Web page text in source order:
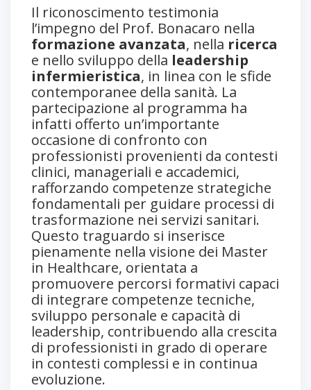
Il riconoscimento testimonia
l’impegno del Prof. Bonacaro nella
formazione avanzata, nella ricerca
e nello sviluppo della leadership
infermieristica, in linea con le sfide
contemporanee della sanità. La
partecipazione al programma ha
infatti offerto un’importante
occasione di confronto con
professionisti provenienti da contesti
clinici, manageriali e accademici,
rafforzando competenze strategiche
fondamentali per guidare processi di
trasformazione nei servizi sanitari.
Questo traguardo si inserisce
pienamente nella visione dei Master
in Healthcare, orientata a
promuovere percorsi formativi capaci
di integrare competenze tecniche,
sviluppo personale e capacità di
leadership, contribuendo alla crescita
di professionisti in grado di operare
in contesti complessi e in continua
evoluzione.